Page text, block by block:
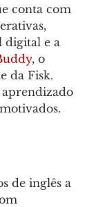
conta com
digital e a
, o
da Fisk.
de inglês a